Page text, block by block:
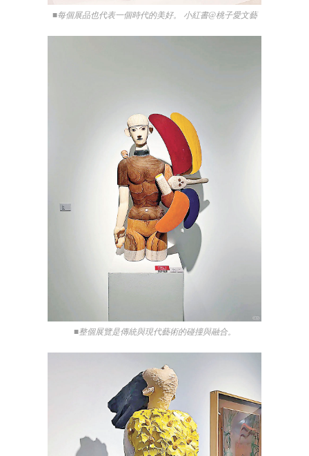
■每個展品也代表一個時代的美好。 小紅書@桃子愛文藝
■整個展覽是傳統與現代藝術的碰撞與融合。